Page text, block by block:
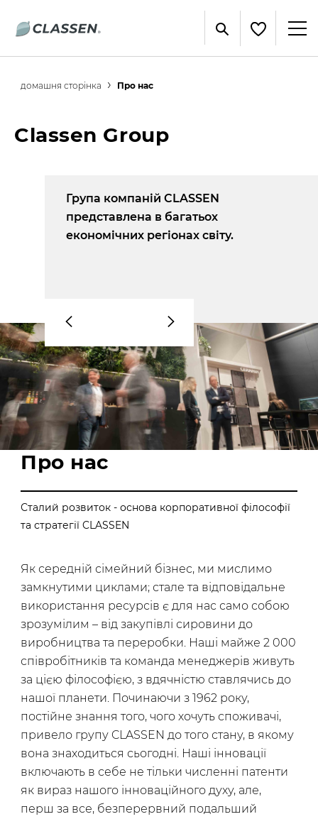
домашня сторінка Про нас
Classen Group
Група компаній CLASSEN
представлена в багатьох
економічних регіонах світу.
Про нас
Сталий розвиток - основа корпоративної філософії
та стратегії CLASSEN
Як середній сімейний бізнес, ми мислимо
замкнутими циклами; стале та відповідальне
використання ресурсів є для нас само собою
зрозумілим – від закупівлі сировини до
виробництва та переробки. Наші майже 2 000
співробітників та команда менеджерів живуть
за цією філософією, з вдячністю ставлячись до
нашої планети. Починаючи з 1962 року,
постійне знання того, чого хочуть споживачі,
привело групу CLASSEN до того стану, в якому
вона знаходиться сьогодні. Наші інновації
включають в себе не тільки численні патенти
як вираз нашого інноваційного духу, але,
перш за все, безперервний подальший